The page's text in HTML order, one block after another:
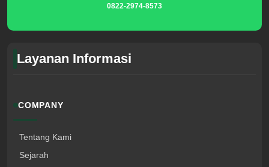
0822-2974-8573
Layanan Informasi
COMPANY
Tentang Kami
Sejarah